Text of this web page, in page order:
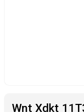
Wnt Xdkt